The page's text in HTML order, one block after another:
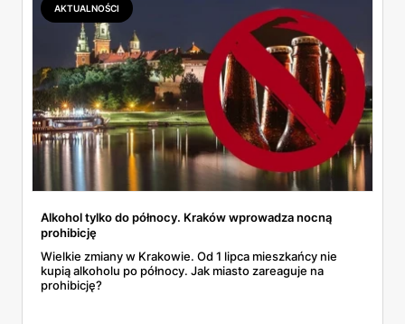
AKTUALNOŚCI
Alkohol tylko do północy. Kraków wprowadza nocną
prohibicję
Wielkie zmiany w Krakowie. Od 1 lipca mieszkańcy nie
kupią alkoholu po północy. Jak miasto zareaguje na
prohibicję?